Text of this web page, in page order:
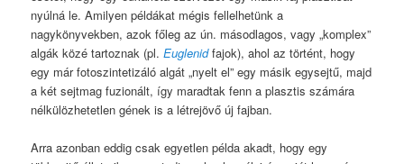
nyúlná le. Amilyen példákat mégis fellelhetünk a
nagykönyvekben, azok főleg az ún. másodlagos, vagy „komplex”
algák közé tartoznak (pl.Euglenidfajok), ahol az történt, hogy
egy már fotoszintetizáló algát „nyelt el” egy másik egysejtű, majd
a két sejtmag fuzionált, így maradtak fenn a plasztis számára
nélkülözhetetlen gének is a létrejövő új fajban.
Arra azonban eddig csak egyetlen példa akadt, hogy egy